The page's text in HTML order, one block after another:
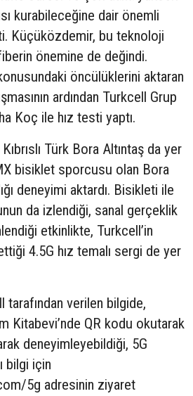
kurabileceğine dair önemli
Küçüközdemir, bu teknoloji
önemine de değindi.
öncülüklerini aktaran
ardından Turkcell Grup
Koç ile hız testi yaptı.
Türk Bora Altıntaş da yer
bisiklet sporcusu olan Bora
deneyimi aktardı. Bisikleti ile
da izlendiği, sanal gerçeklik
etkinlikte, Turkcell’in
4.5G hız temalı sergi de yer
tarafından verilen bilgide,
Kitabevi’nde QR kodu okutarak
deneyimleyebildiği, 5G
bilgi için
5g adresinin ziyaret